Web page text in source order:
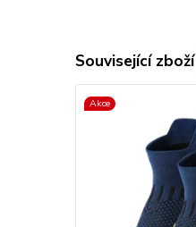
Související zboží
Akce